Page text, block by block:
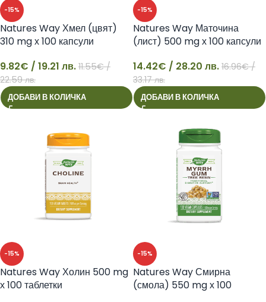
-15%
9
Natures Way Хмел (цвят)
310 mg х 100 капсули
9.82€ / 19.21 лв. 11.55€/
22.59 лв.
ДОБАВИ В КОЛИЧКА
-15%
14
Natures Way Маточина
(лист) 500 mg х 100 капсули
14.42€ / 28.20 лв. 16.96€/
33.17 лв.
ДОБАВИ В КОЛИЧКА
-15%
Natures Way Холин 500 mg
х 100 таблетки
-15%
Natures Way Смирна
(смола) 550 mg х 100